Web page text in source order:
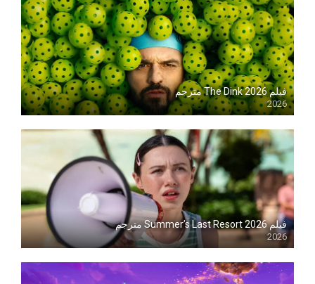
فيلم The Dink 2026 مترجم
2026
Blu-ray
فيلم Summer’s Last Resort 2026 مترجم
2026
Blu-ray